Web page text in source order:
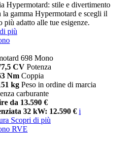
Hypermotard: stile e divertimento
la gamma Hypermotard e scegli il
più adatto alle tue esigenze.
più
698 Mono
CV Potenza
Nm Coppia
kg Peso in ordine di marcia
carburante
da 13.590 €
32 kW: 12.590 € i
Scopri di più
RVE